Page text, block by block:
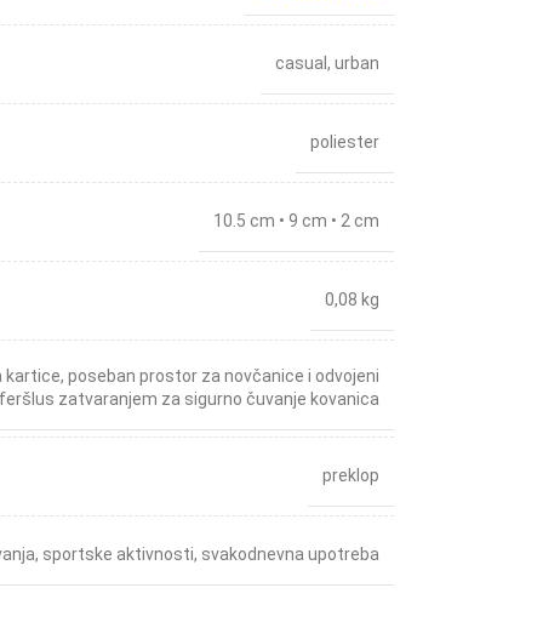
casual , urban
poliester
10.5 cm • 9 cm • 2 cm
0,08 kg
kartice, poseban prostor za novčanice i odvojeni
zatvaranjem za sigurno čuvanje kovanica
preklop
, sportske aktivnosti, svakodnevna upotreba